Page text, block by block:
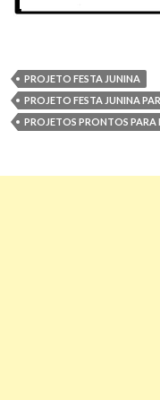
PROJETO FESTA JUNINA
PROJETO FESTA JUNINA
PROJETOS PRONTOS PARA